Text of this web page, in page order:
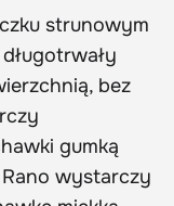
strunowym
bez
gumką
wystarczy